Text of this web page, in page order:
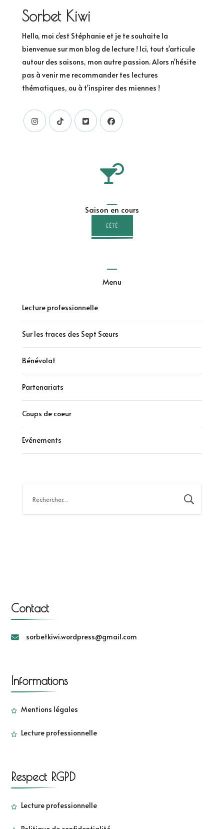
Sorbet Kiwi
Hello, moi c'est Stéphanie et je te souhaite la
bienvenue sur mon blog de lecture ! Ici, tout s'articule
autour des saisons, mon autre passion. Alors n'hésite
pas à venir me recommander tes lectures
thématiques, ou à t'inspirer des miennes !
Saison en cours
L'ÉTÉ
Menu
Lecture professionnelle
Sur les traces des Sept Sœurs
Bénévolat
Partenariats
Coups de coeur
Evénements
Contact
sorbetkiwi.wordpress@gmail.com
Informations
Mentions légales
Lecture professionnelle
Respect RGPD
Lecture professionnelle